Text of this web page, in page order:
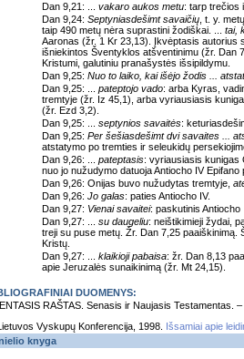
Dan 9,21: ... vakaro aukos metu: tarp trečios
Dan 9,24: Septyniasdešimt savaičių , t. y.
taip 490 metų nėra suprastini žodiškai. ... tai,
Aaronas (žr. 1 Kr 23,13). Įkvėptasis autorius
išniekintos Šventyklos atšventinimu (žr. Dan
Kristumi, galutiniu pranašystės išsipildymu.
Dan 9,25: Nuo to laiko, kai išėjo žodis ...
Dan 9,25: ... pateptojo vado: arba Kyras,
tremtyje (žr. Iz 45,1), arba vyriausiasis
(žr. Ezd 3,2).
Dan 9,25: ... septynios savaitės:
Dan 9,25: Per šešiasdešimt dvi savaites ...
atstatymo po tremties ir seleukidų
Dan 9,26: ... pateptasis: vyriausiasis kunigas
nuo jo nužudymo datuoja Antiocho IV
Dan 9,26: Onijas buvo nužudytas tremtyje,
Dan 9,26: Jo galas: paties Antiocho IV.
Dan 9,27: Vienai savaitei: paskutinis
Dan 9,27: ... su daugeliu: neištikimieji žydai,
treji su puse metų. Žr. Dan 7,25 paaiškinimą.
Kristų.
Dan 9,27: ... klaikioji pabaisa: žr. Dan 8,13
apie Jeruzalės sunaikinimą (žr. Mt 24,15).
DUOMENYS:
RAŠTAS. Senasis ir Naujasis Testamentas.
Vyskupų Konferencija, 1998.
Išsamiai apie
knyga